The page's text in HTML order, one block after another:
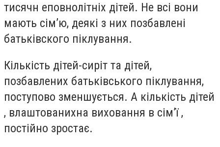
тисячн еповнолітніх дітей. Не всі вони
мають сім’ю, деякі з них позбавлені
батьківского піклування.
Кількість дітей-сиріт та дітей,
позбавлених батьківського піклування,
поступово зменшується. А кількість дітей
, влаштованихна виховання в сім’ї ,
постійно зростає.